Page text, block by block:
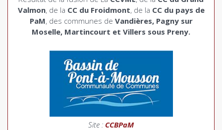
Valmon, de la CC du Froidmont, de la CC du pays de
PaM, des communes de Vandières, Pagny sur
Moselle, Martincourt et Villers sous Preny.
Site : CCBPaM